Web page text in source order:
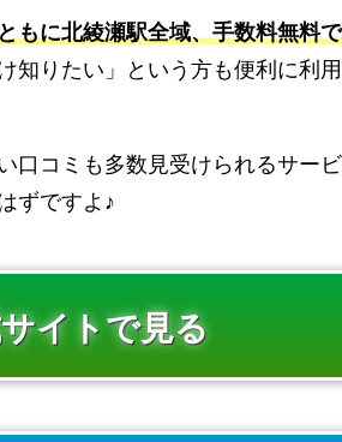
もに北綾瀬駅全域、手数料無料
知りたい」という方も便利に利
口コミも多数見受けられるサービ
ずですよ♪
イトで見る